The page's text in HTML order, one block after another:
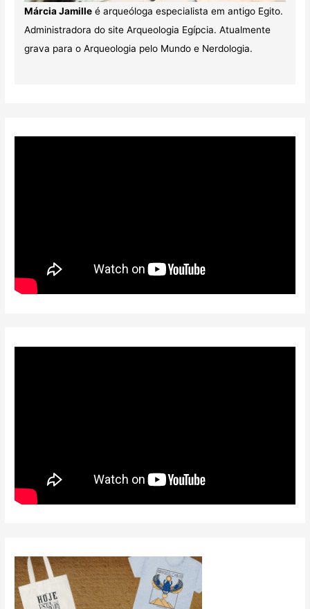
Márcia Jamilleé arqueóloga especialista em antigo Egito.
Administradora do site Arqueologia Egípcia. Atualmente
grava para o Arqueologia pelo Mundo e Nerdologia.